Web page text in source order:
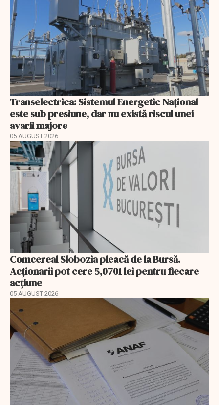
Transelectrica: Sistemul Energetic Național
este sub presiune, dar nu există riscul unei
avarii majore
05 AUGUST 2026
Comcereal Slobozia pleacă de la Bursă.
Acționarii pot cere 5,0701 lei pentru fiecare
acțiune
05 AUGUST 2026